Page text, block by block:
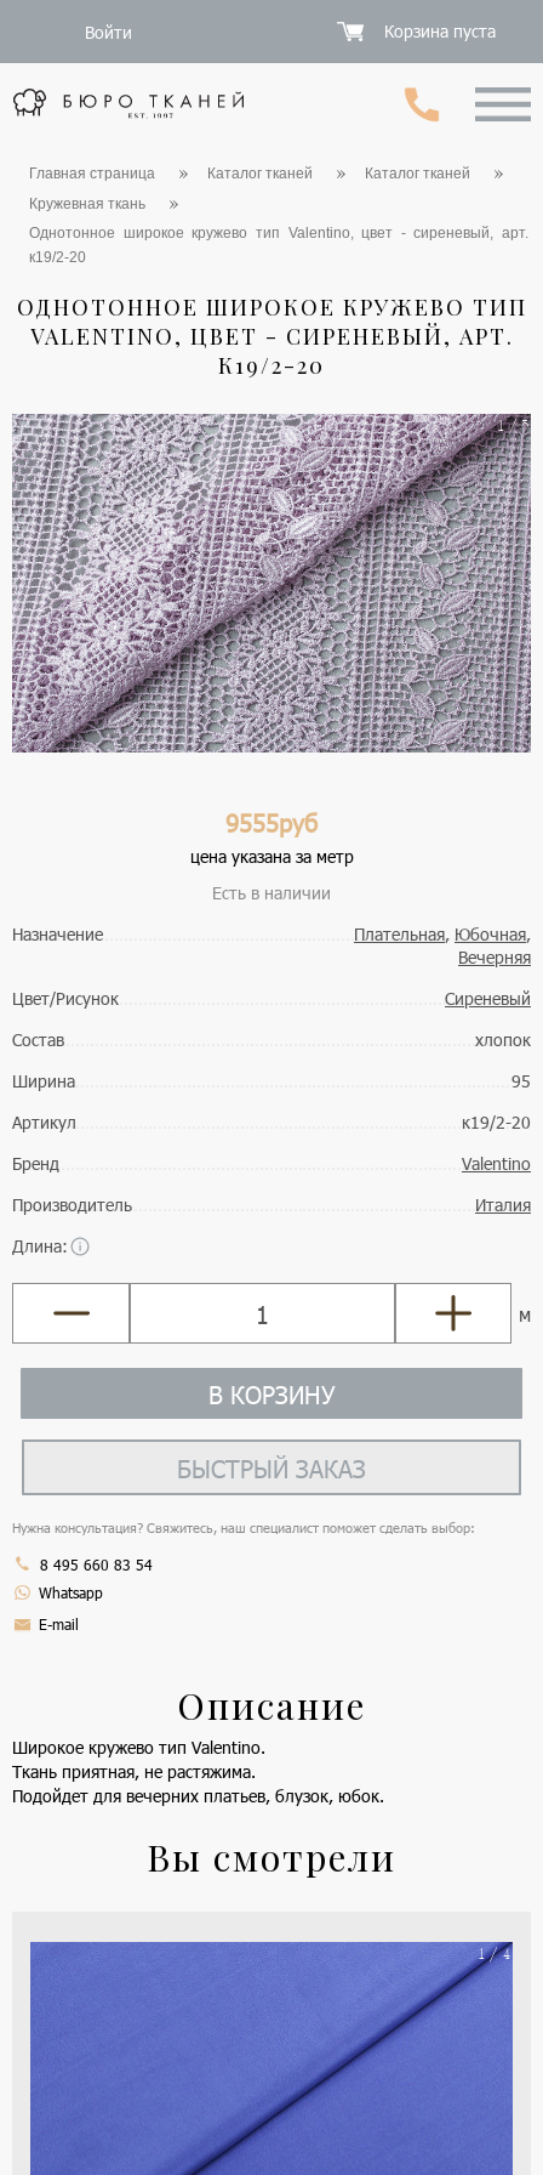
Войти Корзина пуста
Главная страница Каталог тканей
Каталог тканей
Кружевная ткань
Однотонное широкое кружево тип Valentino, цвет - сиреневый, арт.
к19/2-20
ОДНОТОННОЕ ШИРОКОЕ КРУЖЕВО ТИП
VALENTINO, ЦВЕТ - СИРЕНЕВЫЙ, АРТ.
К19/2-20
1 / 5
9555руб
цена указана за метр
Есть в наличии
Назначение
Плательная, Юбочная,
Вечерняя
Цвет/Рисунок
Сиреневый
Состав
хлопок
Ширина
95
Артикул
к19/2-20
Бренд
Valentino
Производитель
Италия
Длина:
м
В КОРЗИНУ
БЫСТРЫЙ ЗАКАЗ
Нужна консультация? Свяжитесь, наш специалист поможет сделать выбор:
8 495 660 83 54
Whatsapp
E-mail
Описание
Широкое кружево тип Valentino.
Ткань приятная, не растяжима.
Подойдет для вечерних платьев, блузок, юбок.
Вы смотрели
1 / 4